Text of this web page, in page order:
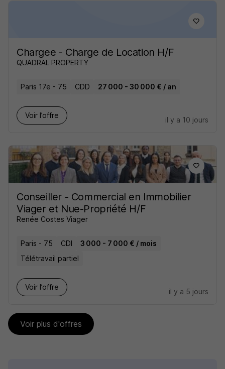
Chargee - Charge de Location H/F
QUADRAL PROPERTY
Paris 17e - 75 CDD 27 000 - 30 000 € / an
Voir l’offre
il y a 10 jours
Conseiller - Commercial en Immobilier
Viager et Nue-Propriété H/F
Renée Costes Viager
Paris - 75 CDI
3 000 - 7 000 € / mois
Télétravail partiel
Voir l’offre
il y a 5 jours
Voir plus d'offres